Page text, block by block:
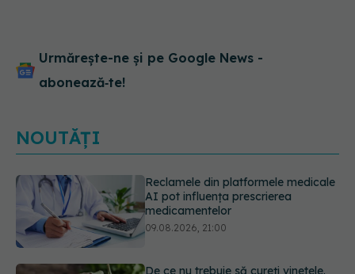
Urmărește-ne și pe Google News -
abonează‑te!
NOUTĂȚI
De ce nu trebuie să cureți vinetele.
Ce conține, de fapt, coaja lor
09.08.2026, 20:00